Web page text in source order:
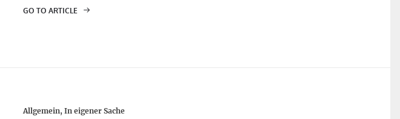
GO TO ARTICLE
Allgemein, In eigener Sache